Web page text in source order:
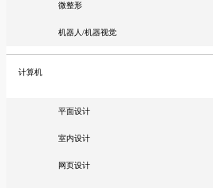
微整形
机器人/机器视觉
计算机
平面设计
室内设计
网页设计